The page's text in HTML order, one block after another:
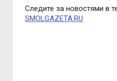
Следите за новостями в
SMOLGAZETA.RU